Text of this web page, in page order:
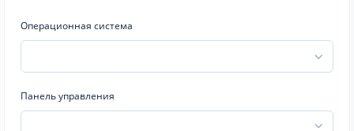
Операционная система
Панель управления